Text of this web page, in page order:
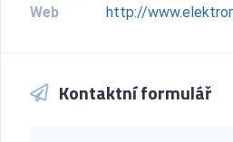
Web
http://
Kontaktní formulář